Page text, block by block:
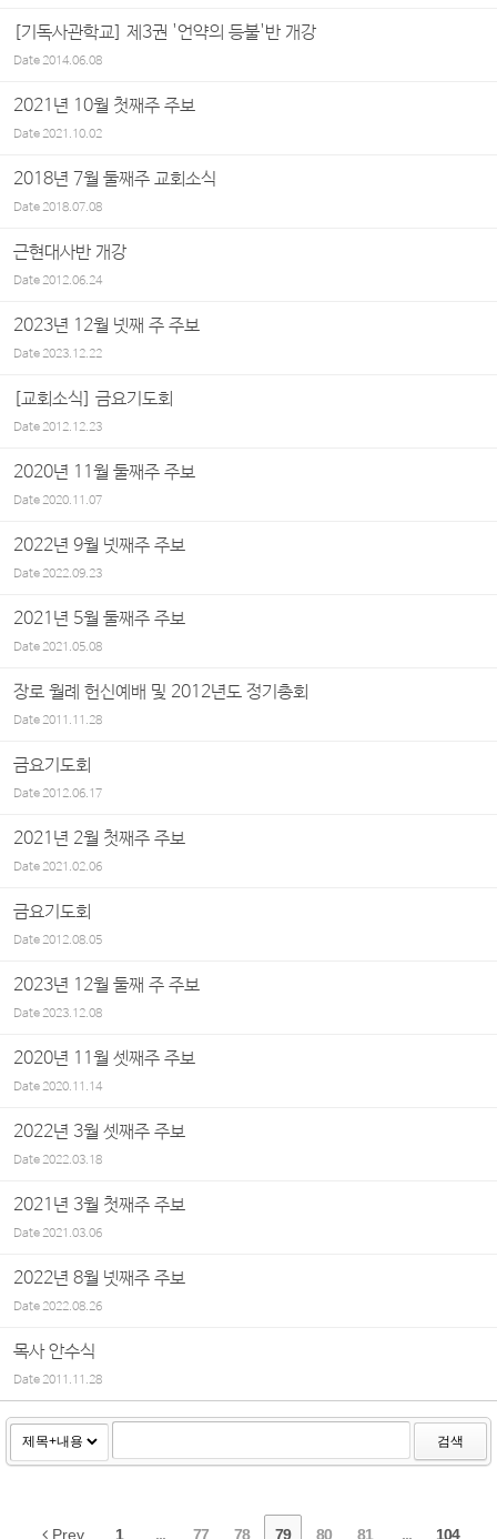
[기독사관학교] 제3권 '언약의 등불'반 개강
Date2014.06.08
2021년 10월 첫째주 주보
Date2021.10.02
2018년 7월 둘째주 교회소식
Date2018.07.08
근현대사반 개강
Date2012.06.24
2023년 12월 넷째 주 주보
Date2023.12.22
[교회소식] 금요기도회
Date2012.12.23
2020년 11월 둘째주 주보
Date2020.11.07
2022년 9월 넷째주 주보
Date2022.09.23
2021년 5월 둘째주 주보
Date2021.05.08
장로 월례 헌신예배 및 2012년도 정기총회
Date2011.11.28
금요기도회
Date2012.06.17
2021년 2월 첫째주 주보
Date2021.02.06
금요기도회
Date2012.08.05
2023년 12월 둘째 주 주보
Date2023.12.08
2020년 11월 셋째주 주보
Date2020.11.14
2022년 3월 셋째주 주보
Date2022.03.18
2021년 3월 첫째주 주보
Date2021.03.06
2022년 8월 넷째주 주보
Date2022.08.26
목사 안수식
Date2011.11.28
검색
Prev 1 ... 77 78 79 80 81 ... 104